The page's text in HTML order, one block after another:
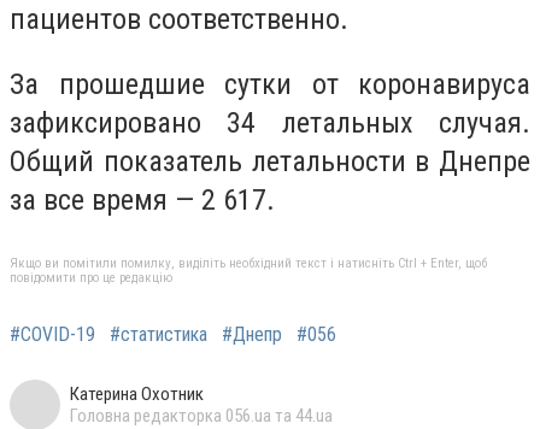
пациентов соответственно.
За прошедшие сутки от коронавируса
зафиксировано 34 летальных случая.
Общий показатель летальности в Днепре
за все время — 2 617.
Якщо ви помітили помилку, виділіть необхідний текст і натисніть Ctrl + Enter, щоб
повідомити про це редакцію
#COVID-19 #статистика #Днепр #056
Катерина Охотник
Головна редакторка 056.ua та 44.ua